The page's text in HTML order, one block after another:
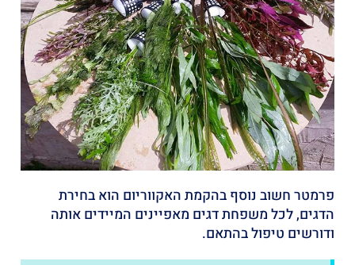
פרמטר חשוב נוסף בהקמת האקווריום הוא בחירת
הדגים, לכל משפחת דגים מאפיינים המיידים אותה
ודורשים טיפול בהתאם.